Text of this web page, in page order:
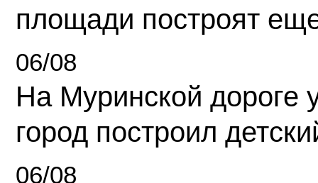
площади построят
06/08
На Муринской дороге
город построил
06/08